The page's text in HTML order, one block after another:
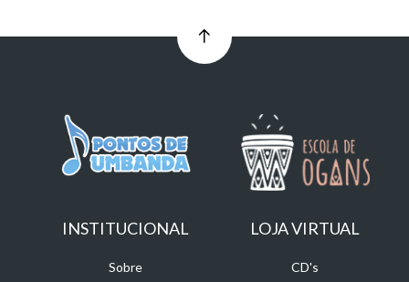
INSTITUCIONAL
Sobre
LOJA VIRTUAL
CD's